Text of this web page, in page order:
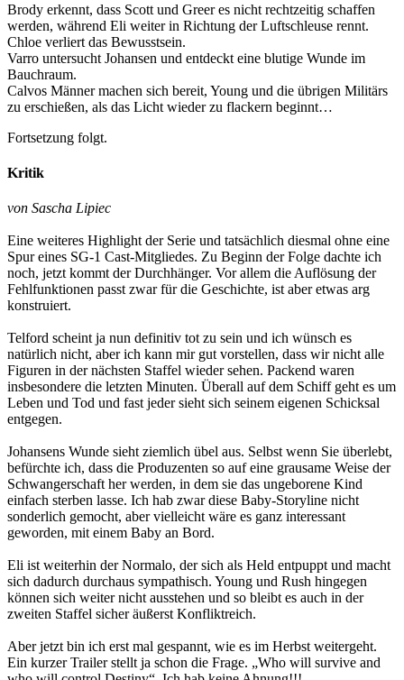
Brody erkennt, dass Scott und Greer es nicht rechtzeitig schaffen
werden, während Eli weiter in Richtung der Luftschleuse rennt.
Chloe verliert das Bewusstsein.
Varro untersucht Johansen und entdeckt eine blutige Wunde im
Bauchraum.
Calvos Männer machen sich bereit, Young und die übrigen Militärs
zu erschießen, als das Licht wieder zu flackern beginnt…
Fortsetzung folgt.
Kritik
von Sascha Lipiec
Eine weiteres Highlight der Serie und tatsächlich diesmal ohne eine
Spur eines SG-1 Cast-Mitgliedes. Zu Beginn der Folge dachte ich
noch, jetzt kommt der Durchhänger. Vor allem die Auflösung der
Fehlfunktionen passt zwar für die Geschichte, ist aber etwas arg
konstruiert.
Telford scheint ja nun definitiv tot zu sein und ich wünsch es
natürlich nicht, aber ich kann mir gut vorstellen, dass wir nicht alle
Figuren in der nächsten Staffel wieder sehen. Packend waren
insbesondere die letzten Minuten. Überall auf dem Schiff geht es um
Leben und Tod und fast jeder sieht sich seinem eigenen Schicksal
entgegen.
Johansens Wunde sieht ziemlich übel aus. Selbst wenn Sie überlebt,
befürchte ich, dass die Produzenten so auf eine grausame Weise der
Schwangerschaft her werden, in dem sie das ungeborene Kind
einfach sterben lasse. Ich hab zwar diese Baby-Storyline nicht
sonderlich gemocht, aber vielleicht wäre es ganz interessant
geworden, mit einem Baby an Bord.
Eli ist weiterhin der Normalo, der sich als Held entpuppt und macht
sich dadurch durchaus sympathisch. Young und Rush hingegen
können sich weiter nicht ausstehen und so bleibt es auch in der
zweiten Staffel sicher äußerst Konfliktreich.
Aber jetzt bin ich erst mal gespannt, wie es im Herbst weitergeht.
Ein kurzer Trailer stellt ja schon die Frage. „Who will survive and